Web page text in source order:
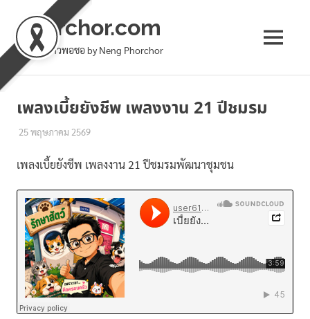
Skip
content
phorchor.com
ล้านเล่าชาวพอชอ by Neng Phorchor MENU
เพลงเบี้ยยังชีพ เพลงงาน 21 ปีชมรม
25 พฤษภาคม 2569เหน่ง พอชอ
ทั่วไป
เพลงเบี้ยยังชีพ เพลงงาน 21 ปีชมรมพัฒนาชุมชน